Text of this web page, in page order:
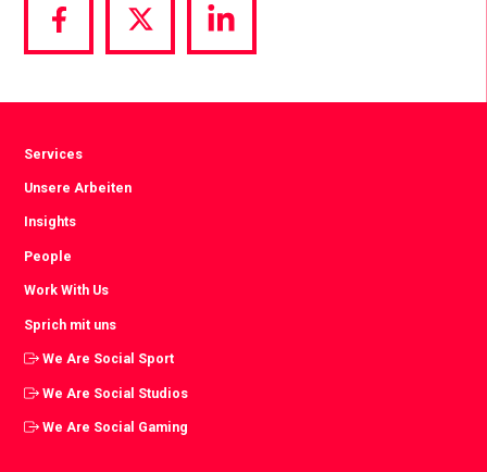
Share
via
Share
via
Share
via
Services
Unsere Arbeiten
Insights
People
Work With Us
Sprich mit uns
We Are Social Sport
We Are Social Studios
We Are Social Gaming